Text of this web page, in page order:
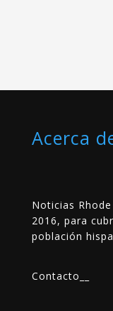
Acerca
Noticias
2016, para
población
Contacto